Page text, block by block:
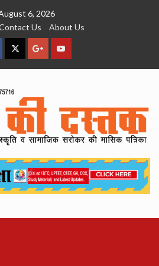
6, 2026
Us About Us
TwitterGoogleYouTube